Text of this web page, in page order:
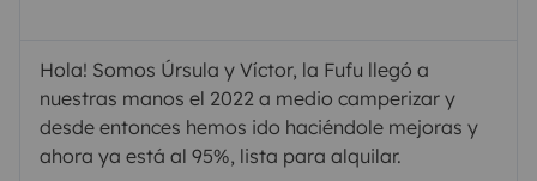
Hola! Somos Úrsula y Víctor, la Fufu llegó a
nuestras manos el 2022 a medio camperizar y
desde entonces hemos ido haciéndole mejoras y
ahora ya está al 95%, lista para alquilar.